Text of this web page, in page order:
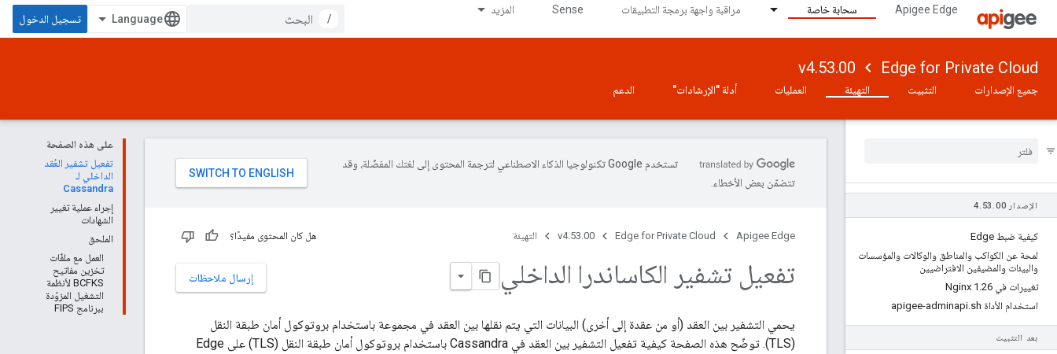
Apigee Edge سحابة خاصة مراقبة واجهة برمجة التطبيقات Sense المزيد
/ تسجيل الدخول
Edge for Private Cloud
v4.53.00
جميع الإصدارات التثبيت التهيئة العمليات أدلة "الإرشادات" الدعم
الإصدار 4 . 53 .00
كيفية ضبط Edge
لمحة عن الكواكب والمناطق والوكالات والمؤسسات
والبيئات والمضيفين الافتراضيين
تغييرات في Nginx 1
.26
استخدام الأداة apigee-adminapi
.sh
بعد التثبيت
على هذه الصفحة
تفعيل تشفير العُقد
الداخلي لـ
Cassandra
إجراء عملية تغيير
الشهادات
الملحق
العمل مع ملفّات
تخزين مفاتيح
BCFKS لأنظمة
التشغيل المزوّدة
ببرنامج FIPS
تستخدم Google تكنولوجيا الذكاء الاصطناعي لترجمة المحتوى إلى لغتك المفضّلة، وقد
تتضمّن بعض الأخطاء.
Apigee Edge
Edge for Private Cloud
v4.53.00 التهيئة هل كان المحتوى مفيدًا؟
إرسال ملاحظات تفعيل تشفير الكاساندرا الداخلي
يحمي التشفير بين العقد (أو من عقدة إلى أخرى) البيانات التي يتم نقلها بين العقد في مجموعة باستخدام بروتوكول أمان طبقة النقل
(TLS). توضّح هذه الصفحة كيفية تفعيل التشفير بين العقد في Cassandra باستخدام بروتوكول أمان طبقة النقل (TLS) على Edge